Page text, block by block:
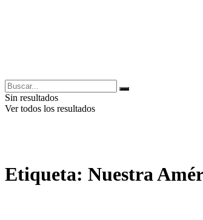
Sin resultados
Ver todos los resultados
Etiqueta: Nuestra